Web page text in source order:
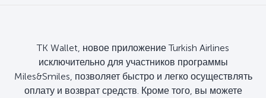
TK Wallet, новое приложение Turkish Airlines
исключительно для участников программы
Miles&Smiles, позволяет быстро и легко осуществлять
оплату и возврат средств. Кроме того, вы можете